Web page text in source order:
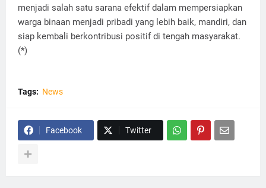
menjadi salah satu sarana efektif dalam mempersiapkan
warga binaan menjadi pribadi yang lebih baik, mandiri, dan
siap kembali berkontribusi positif di tengah masyarakat.
(*)
Tags: News
Facebook Twitter